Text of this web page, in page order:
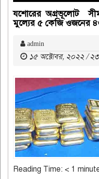
যশোরের অগ্রভূলোট
মুল্যের ৫ কেজি ওজনের
admin
১৫ অক্টোবর, ২০২২ /
Reading Time: < 1